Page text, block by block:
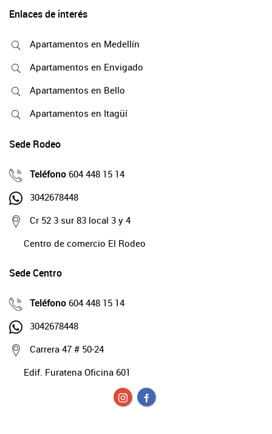
Enlaces de interés
Apartamentos en Medellín
Apartamentos en Envigado
Apartamentos en Bello
Apartamentos en Itagüí
Sede Rodeo
Teléfono 604 448 15 14
3042678448
Cr 52 3 sur 83 local 3 y 4
Centro de comercio El Rodeo
Sede Centro
Teléfono 604 448 15 14
3042678448
Carrera 47 # 50-24
Edif. Furatena Oficina 601